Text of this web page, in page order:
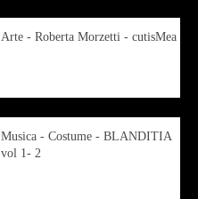
Arte - Roberta Morzetti - cutisMea
Musica - Costume - BLANDITIA
vol 1- 2